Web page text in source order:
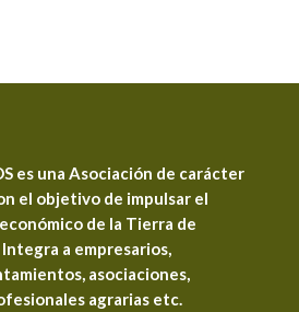
es una Asociación de carácter
el objetivo de impulsar el
de la Tierra de
a empresarios,
asociaciones,
agrarias etc.